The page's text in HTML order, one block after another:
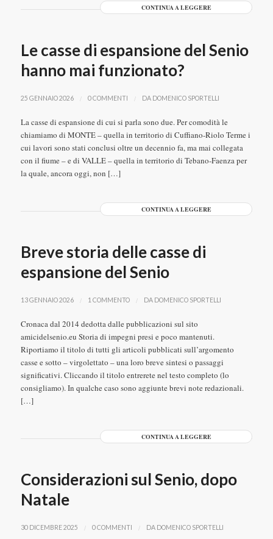
CONTINUA A LEGGERE
Le casse di espansione del Senio
hanno mai funzionato?
25 GENNAIO 2026 / 0 COMMENTI / DA DOMENICO SPORTELLI
La casse di espansione di cui si parla sono due. Per comodità le
chiamiamo di MONTE – quella in territorio di Cuffiano-Riolo Terme i
cui lavori sono stati conclusi oltre un decennio fa, ma mai collegata
con il fiume – e di VALLE – quella in territorio di Tebano-Faenza per
la quale, ancora oggi, non […]
CONTINUA A LEGGERE
Breve storia delle casse di
espansione del Senio
13 GENNAIO 2026 / 1 COMMENTO / DA DOMENICO SPORTELLI
Cronaca dal 2014 dedotta dalle pubblicazioni sul sito
amicidelsenio.eu Storia di impegni presi e poco mantenuti.
Riportiamo il titolo di tutti gli articoli pubblicati sull’argomento
casse e sotto – virgolettato – una loro breve sintesi o passaggi
significativi. Cliccando il titolo entrerete nel testo completo (lo
consigliamo). In qualche caso sono aggiunte brevi note redazionali.
[…]
CONTINUA A LEGGERE
Considerazioni sul Senio, dopo
Natale
30 DICEMBRE 2025 / 0 COMMENTI / DA DOMENICO SPORTELLI